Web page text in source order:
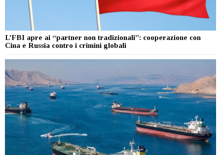
L’FBI apre ai “partner non tradizionali”: cooperazione con
Cina e Russia contro i crimini globali